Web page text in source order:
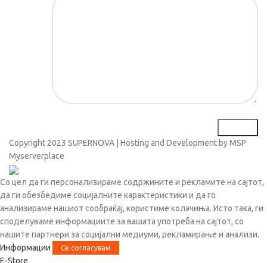
Copyright 2023 SUPERNOVA | Hosting and Development by MSP
Myserverplace
Со цел да ги персонализираме содржините и рекламите на сајтот,
да ги обезбедиме социјалните карактеристики и да го
анализираме нашиот сообраќај, користиме колачиња. Исто така, ги
споделуваме информациите за вашата употреба на сајтот, со
нашите партнери за социјални медиуми, рекламирање и анализи.
Информации
Се согласувам
Е-Store